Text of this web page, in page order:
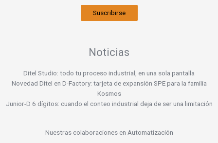
Suscribirse
Noticias
Ditel Studio: todo tu proceso industrial, en una sola pantalla
Novedad Ditel en D-Factory: tarjeta de expansión SPE para la familia
Kosmos
Junior-D 6 dígitos: cuando el conteo industrial deja de ser una limitación
Nuestras colaboraciones en Automatización